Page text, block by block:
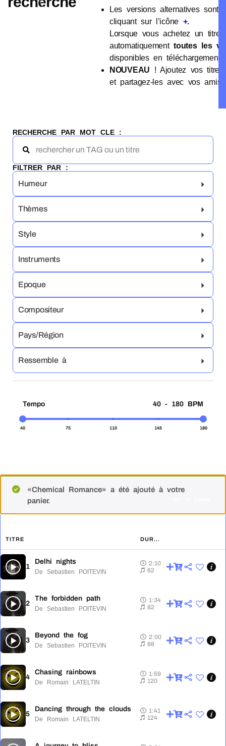
Les versions alternatives sont
cliquant sur l’icône +.
Lorsque vous achetez un titre,
automatiquementtoutes les
disponibles en téléchargement !
NOUVEAU ! Ajoutez vos
et partagez-les avec vos
RECHERCHE PAR MOT CLE :
FILTRER PAR :
Humeur
Thèmes
Style
Instruments
Epoque
Compositeur
Pays/Région
Ressemble à
Tempo 40 - 180 BPM
40 75 110 145 180
«Chemical Romance» a été ajouté à votre
panier.
TITRE DURÉE
1
Delhi nights
De Sebastien POITEVIN
2:10
2:10
62
2
The forbidden path
De Sebastien POITEVIN
1:34
1:34
82
3
Beyond the fog
De Sebastien POITEVIN
2:00
2:00
88
4
Chasing rainbows
De Romain LATELTIN
1:59
1:59
120
5
Dancing through the clouds
De Romain LATELTIN
1:41
1:41
124